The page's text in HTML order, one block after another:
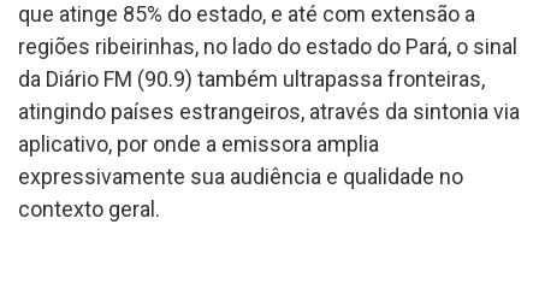
que atinge 85% do estado, e até com extensão a
regiões ribeirinhas, no lado do estado do Pará, o sinal
da Diário FM (90.9) também ultrapassa fronteiras,
atingindo países estrangeiros, através da sintonia via
aplicativo, por onde a emissora amplia
expressivamente sua audiência e qualidade no
contexto geral.